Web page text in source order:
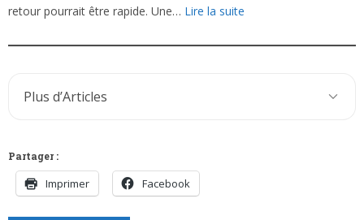
retour pourrait être rapide. Une… Lire la suite:
Saumos :
Plus d’Articles
Partager :
Imprimer Facebook